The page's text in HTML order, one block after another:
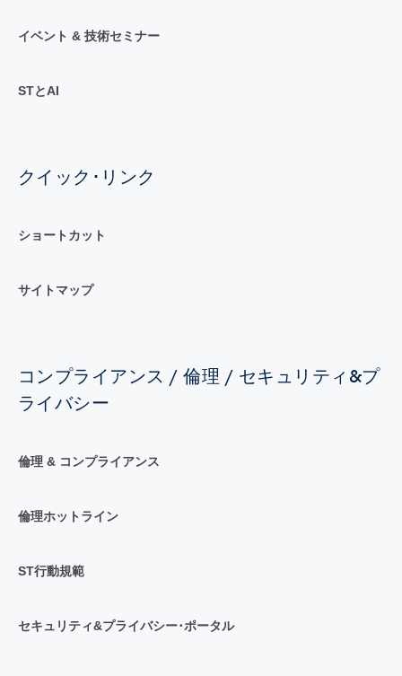
イベント & 技術セミナー
STとAI
クイック･リンク
ショートカット
サイトマップ
コンプライアンス / 倫理 / セキュリティ&プ
ライバシー
倫理 & コンプライアンス
倫理ホットライン
ST行動規範
セキュリティ&プライバシー･ポータル